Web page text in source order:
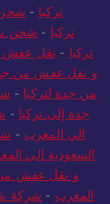
تركيا - شحن
تركيا - شحن
تركيا - نقل عفش
و نقل عفش من
من جدة لتركيا -
جدة إلى تركيا -
الي المغرب -
السعودية الي
و نقل عفش من
المغرب - شركة